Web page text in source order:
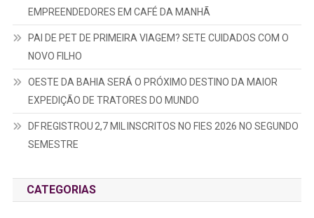
EMPREENDEDORES EM CAFÉ DA MANHÃ
PAI DE PET DE PRIMEIRA VIAGEM? SETE CUIDADOS COM O
NOVO FILHO
OESTE DA BAHIA SERÁ O PRÓXIMO DESTINO DA MAIOR
EXPEDIÇÃO DE TRATORES DO MUNDO
DF REGISTROU 2,7 MIL INSCRITOS NO FIES 2026 NO SEGUNDO
SEMESTRE
CATEGORIAS